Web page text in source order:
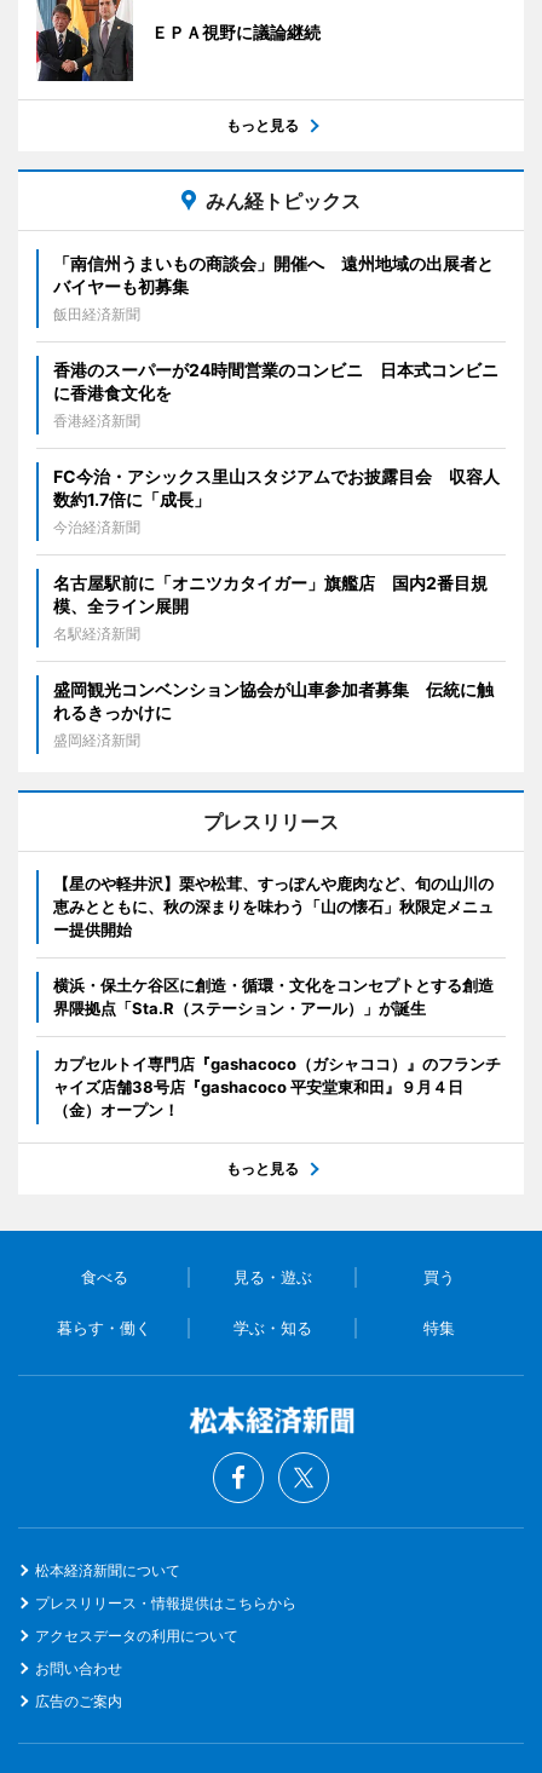
ＥＰＡ視野に議論継続
もっと見る
みん経トピックス
「南信州うまいもの商談会」開催へ 遠州地域の出展者と
バイヤーも初募集
飯田経済新聞
香港のスーパーが24時間営業のコンビニ 日本式コンビニ
に香港食文化を
香港経済新聞
FC今治・アシックス里山スタジアムでお披露目会 収容人
数約1.7倍に「成長」
今治経済新聞
名古屋駅前に「オニツカタイガー」旗艦店 国内2番目規
模、全ライン展開
名駅経済新聞
盛岡観光コンベンション協会が山車参加者募集 伝統に触
れるきっかけに
盛岡経済新聞
プレスリリース
【星のや軽井沢】栗や松茸、すっぽんや鹿肉など、旬の山川の
恵みとともに、秋の深まりを味わう「山の懐石」秋限定メニュ
ー提供開始
横浜・保土ケ谷区に創造・循環・文化をコンセプトとする創造
界隈拠点「Sta.R（ステーション・アール）」が誕生
カプセルトイ専門店『gashacoco（ガシャココ）』のフランチ
ャイズ店舗38号店『gashacoco 平安堂東和田』９月４日
（金）オープン！
もっと見る
食べる 見る・遊ぶ 買う
暮らす・働く 学ぶ・知る 特集
松本経済新聞について
プレスリリース・情報提供はこちらから
アクセスデータの利用について
お問い合わせ
広告のご案内